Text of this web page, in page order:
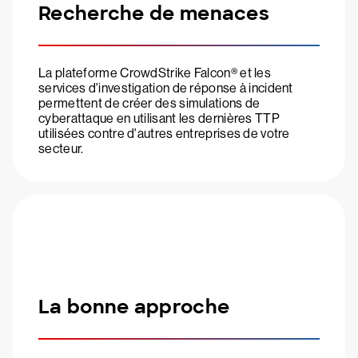
Recherche de menaces
La plateforme CrowdStrike Falcon® et les
services d'investigation de réponse à incident
permettent de créer des simulations de
cyberattaque en utilisant les dernières TTP
utilisées contre d'autres entreprises de votre
secteur.
La bonne approche